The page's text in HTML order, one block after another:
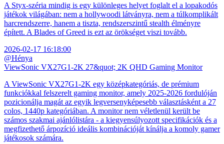
A Styx-széria mindig is egy különleges helyet foglalt el a lopakodós
játékok világában: nem a hollywoodi látványra, nem a túlkomplikált
harcrendszerre, hanem a tiszta, rendszerszintű stealth élményre
épített. A Blades of Greed is ezt az örökséget viszi tovább.
2026-02-17 16:18:00
@Hénya
ViewSonic VX27G1-2K 27&quot; 2K QHD Gaming Monitor
A ViewSonic VX27G1-2K egy középkategóriás, de prémium
funkciókkal felszerelt gaming monitor, amely 2025-2026 fordulóján
pozicionálja magát az egyik legversenyképesebb választásként a 27
colos, 1440p kategóriában. A monitor nem véletlenül került be
számos szakmai ajánlólistára - a kiegyensúlyozott specifikációk és a
megfizethető árpozíció ideális kombinációját kínálja a komoly gamer
játékosok számára.